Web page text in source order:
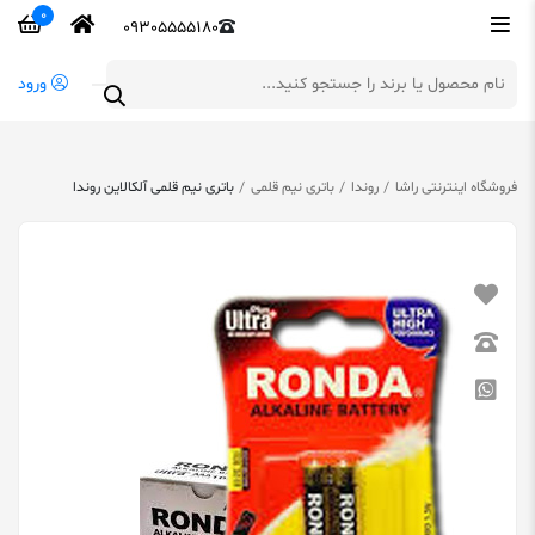
09305555180
0
ورود
فروشگاه اینترنتی راشا روندا باتری نیم قلمی باتری نیم قلمی آلکالاین روندا